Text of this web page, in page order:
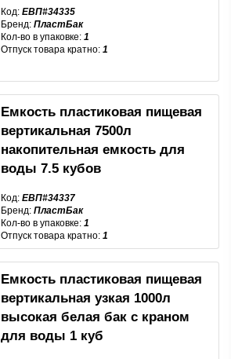
Код: ЕВП#34335
Бренд: ПластБак
Кол-во в упаковке: 1
Отпуск товара кратно: 1
Емкость пластиковая пищевая
вертикальная 7500л
накопительная емкость для
воды 7.5 кубов
Код: ЕВП#34337
Бренд: ПластБак
Кол-во в упаковке: 1
Отпуск товара кратно: 1
Емкость пластиковая пищевая
вертикальная узкая 1000л
высокая белая бак с краном
для воды 1 куб